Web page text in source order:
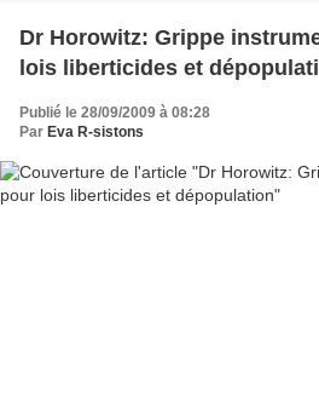
Dr Horowitz: Grippe
lois liberticides et
Publié le 28/09/2009 à 08:28
Par Eva R-sistons